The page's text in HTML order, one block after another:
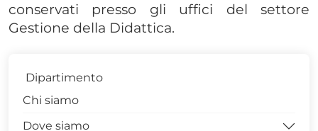
conservati presso gli uffici del settore
Gestione della Didattica.
Dipartimento
Chi siamo
Dove siamo